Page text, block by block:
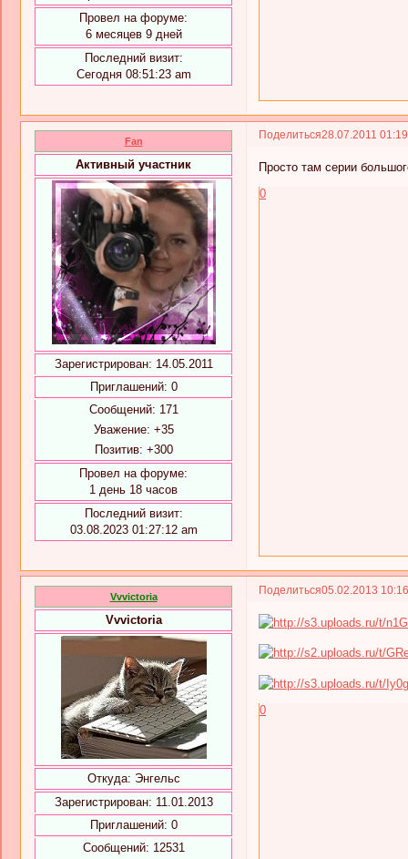
Провел на форуме:
6 месяцев 9 дней
Последний визит:
Сегодня 08:51:23 am
Поделиться28.07.2011
Fan
Активный участник
Зарегистрирован: 14.05.2011
Приглашений: 0
Сообщений: 171
Уважение: +35
Позитив: +300
Провел на форуме:
1 день 18 часов
Последний визит:
03.08.2023 01:27:12 am
Просто там серии
0
Поделиться05.02.2013
Vvvictoria
Vvvictoria
Откуда: Энгельс
Зарегистрирован: 11.01.2013
Приглашений: 0
Сообщений: 12531
0